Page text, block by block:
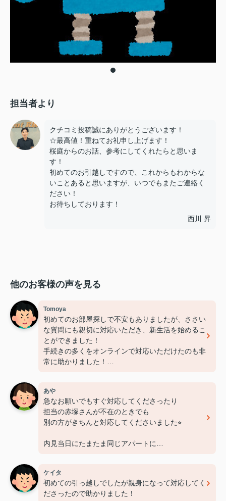
担当者より
クチコミ投稿誠にありがとうございます！
☆最高値！重ねてお礼申し上げます！
桜庭からのお話、参考にしてくれたらと思いま
す！
初めてのお引越しですので、これからもわからな
いことあると思いますが、いつでもまたご連絡く
ださい！
お待ちしております！
西川 昇
他のお客様の声を見る
Tomoya
初めてのお部屋探しで不安もありましたが、ささい
な質問にも親切に対応いただき、新生活を始めるこ
とができました！
手続きの多くをオンラインで対応いただけたのも非
常に助かりました！
あや
急なお願いでもすぐ対応してくださったり
担当の赤塚さんが不在のときでも
別の方がきちんと対応してくださいました⭐︎
内見当日にたまたま同じアパートに
おかげで希望に合ったお部屋を見つけれました⭐︎
お部屋明け渡しまで
時間が短かったのに素早い対応で
ケイタ
初めての引っ越しでしたが親身になって対応してく
ださったので助かりました！